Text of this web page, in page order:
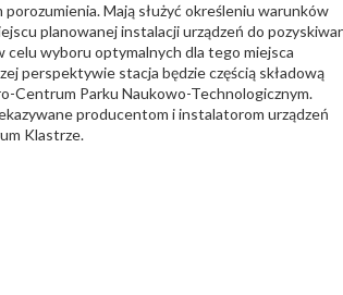
Mają służyć określeniu warunków
planowanej instalacji urządzeń do
celu wyboru optymalnych dla tego miejsca
perspektywie stacja będzie częścią składową
Centrum Parku Naukowo-Technologicznym.
producentom i instalatorom urządzeń
Klastrze.